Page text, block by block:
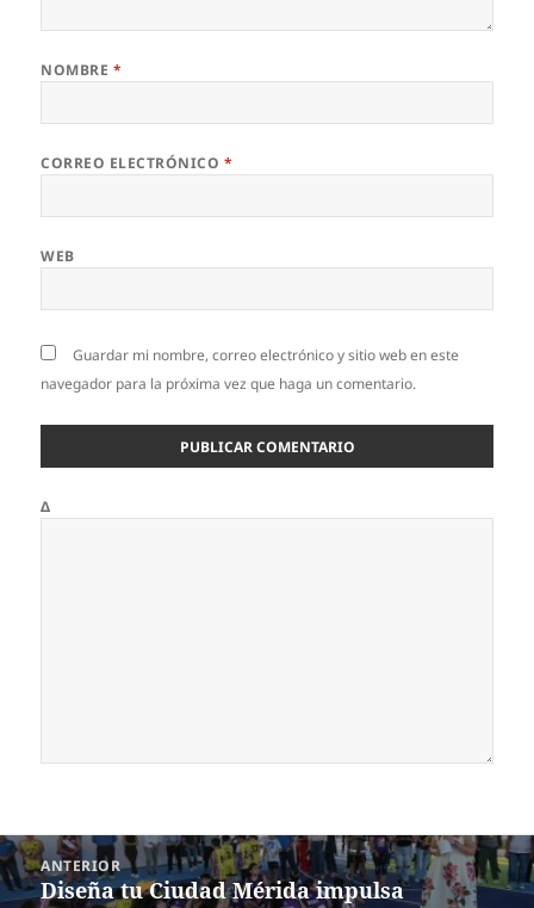
NOMBRE *
CORREO ELECTRÓNICO *
WEB
Guardar mi nombre, correo electrónico y sitio web en este
navegador para la próxima vez que haga un comentario.
Δ
Navegación
de
ANTERIOR
Entrada
Diseña tu Ciudad Mérida impulsa